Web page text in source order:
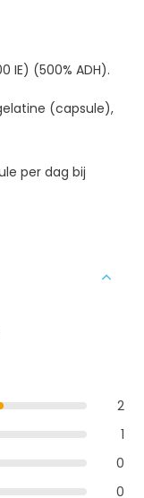
IE) (500% ADH).
(capsule),
per dag bij
2
1
0
0